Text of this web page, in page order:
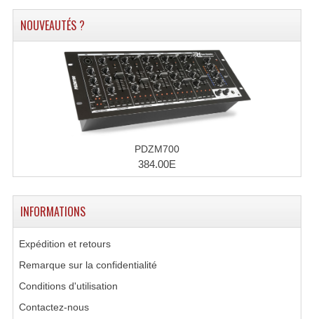
NOUVEAUTÉS ?
PDZM700
384.00E
INFORMATIONS
Expédition et retours
Remarque sur la confidentialité
Conditions d'utilisation
Contactez-nous